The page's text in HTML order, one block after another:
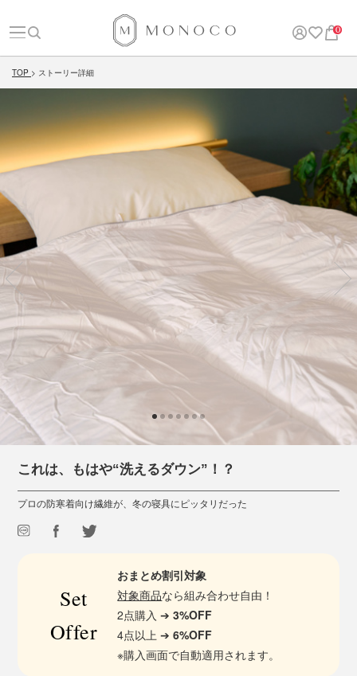
0
TOP ストーリー詳細
これは、もはや“洗えるダウン”！？
プロの防寒着向け繊維が、冬の寝具にピッタリだった
Set
Offer
おまとめ割引対象
対象商品なら組み合わせ自由！
2点購入 ➔3%OFF
4点以上 ➔6%OFF
※購入画面で自動適用されます。